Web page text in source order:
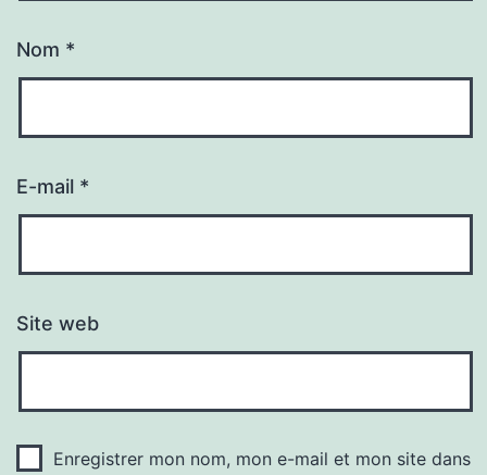
Nom *
E-mail *
Site web
Enregistrer mon nom, mon e-mail et mon site dans